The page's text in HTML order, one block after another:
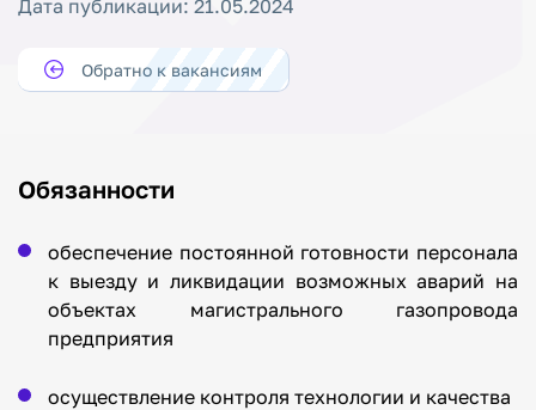
Дата публикации: 21.05.2024
Обратно к вакансиям
Обязанности
обеспечение постоянной готовности персонала
к выезду и ликвидации возможных аварий на
объектах магистрального газопровода
предприятия
осуществление контроля технологии и качества